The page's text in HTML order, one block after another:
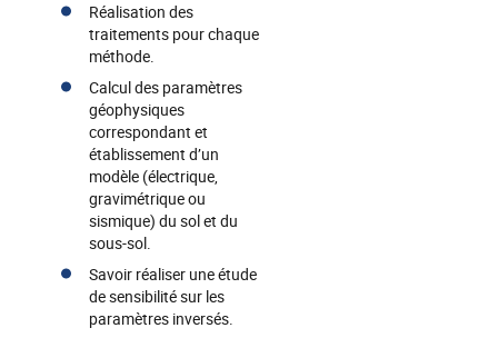
Réalisation des
traitements pour chaque
méthode.
Calcul des paramètres
géophysiques
correspondant et
établissement d’un
modèle (électrique,
gravimétrique ou
sismique) du sol et du
sous-sol.
Savoir réaliser une étude
de sensibilité sur les
paramètres inversés.